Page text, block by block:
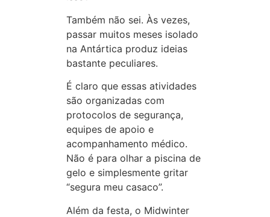
Também não sei. Às vezes,
passar muitos meses isolado
na Antártica produz ideias
bastante peculiares.
É claro que essas atividades
são organizadas com
protocolos de segurança,
equipes de apoio e
acompanhamento médico.
Não é para olhar a piscina de
gelo e simplesmente gritar
“segura meu casaco”.
Além da festa, o Midwinter